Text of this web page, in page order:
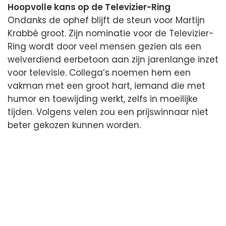
Hoopvolle kans op de Televizier-Ring
Ondanks de ophef blijft de steun voor Martijn
Krabbé groot. Zijn nominatie voor de Televizier-
Ring wordt door veel mensen gezien als een
welverdiend eerbetoon aan zijn jarenlange inzet
voor televisie. Collega’s noemen hem een
vakman met een groot hart, iemand die met
humor en toewijding werkt, zelfs in moeilijke
tijden. Volgens velen zou een prijswinnaar niet
beter gekozen kunnen worden.